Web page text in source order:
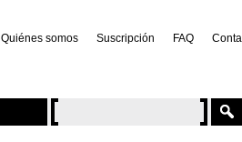
Quiénes somos Suscripción FAQ